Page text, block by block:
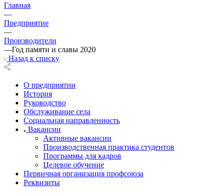
Главная
—
Предприятие
—
Производители
—Год памяти и славы 2020
Назад к списку
О предприятии
История
Руководство
Обслуживание села
Социальная направленность
Вакансии
Активные вакансии
Производственная практика студентов
Программы для кадров
Целевое обучение
Первичная организация профсоюза
Реквизиты